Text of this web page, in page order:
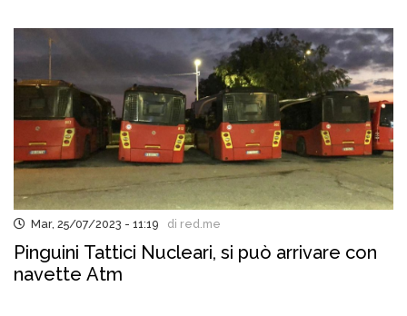
Mar, 25/07/2023 - 11:19 di red.me
Pinguini Tattici Nucleari, si può arrivare con
navette Atm